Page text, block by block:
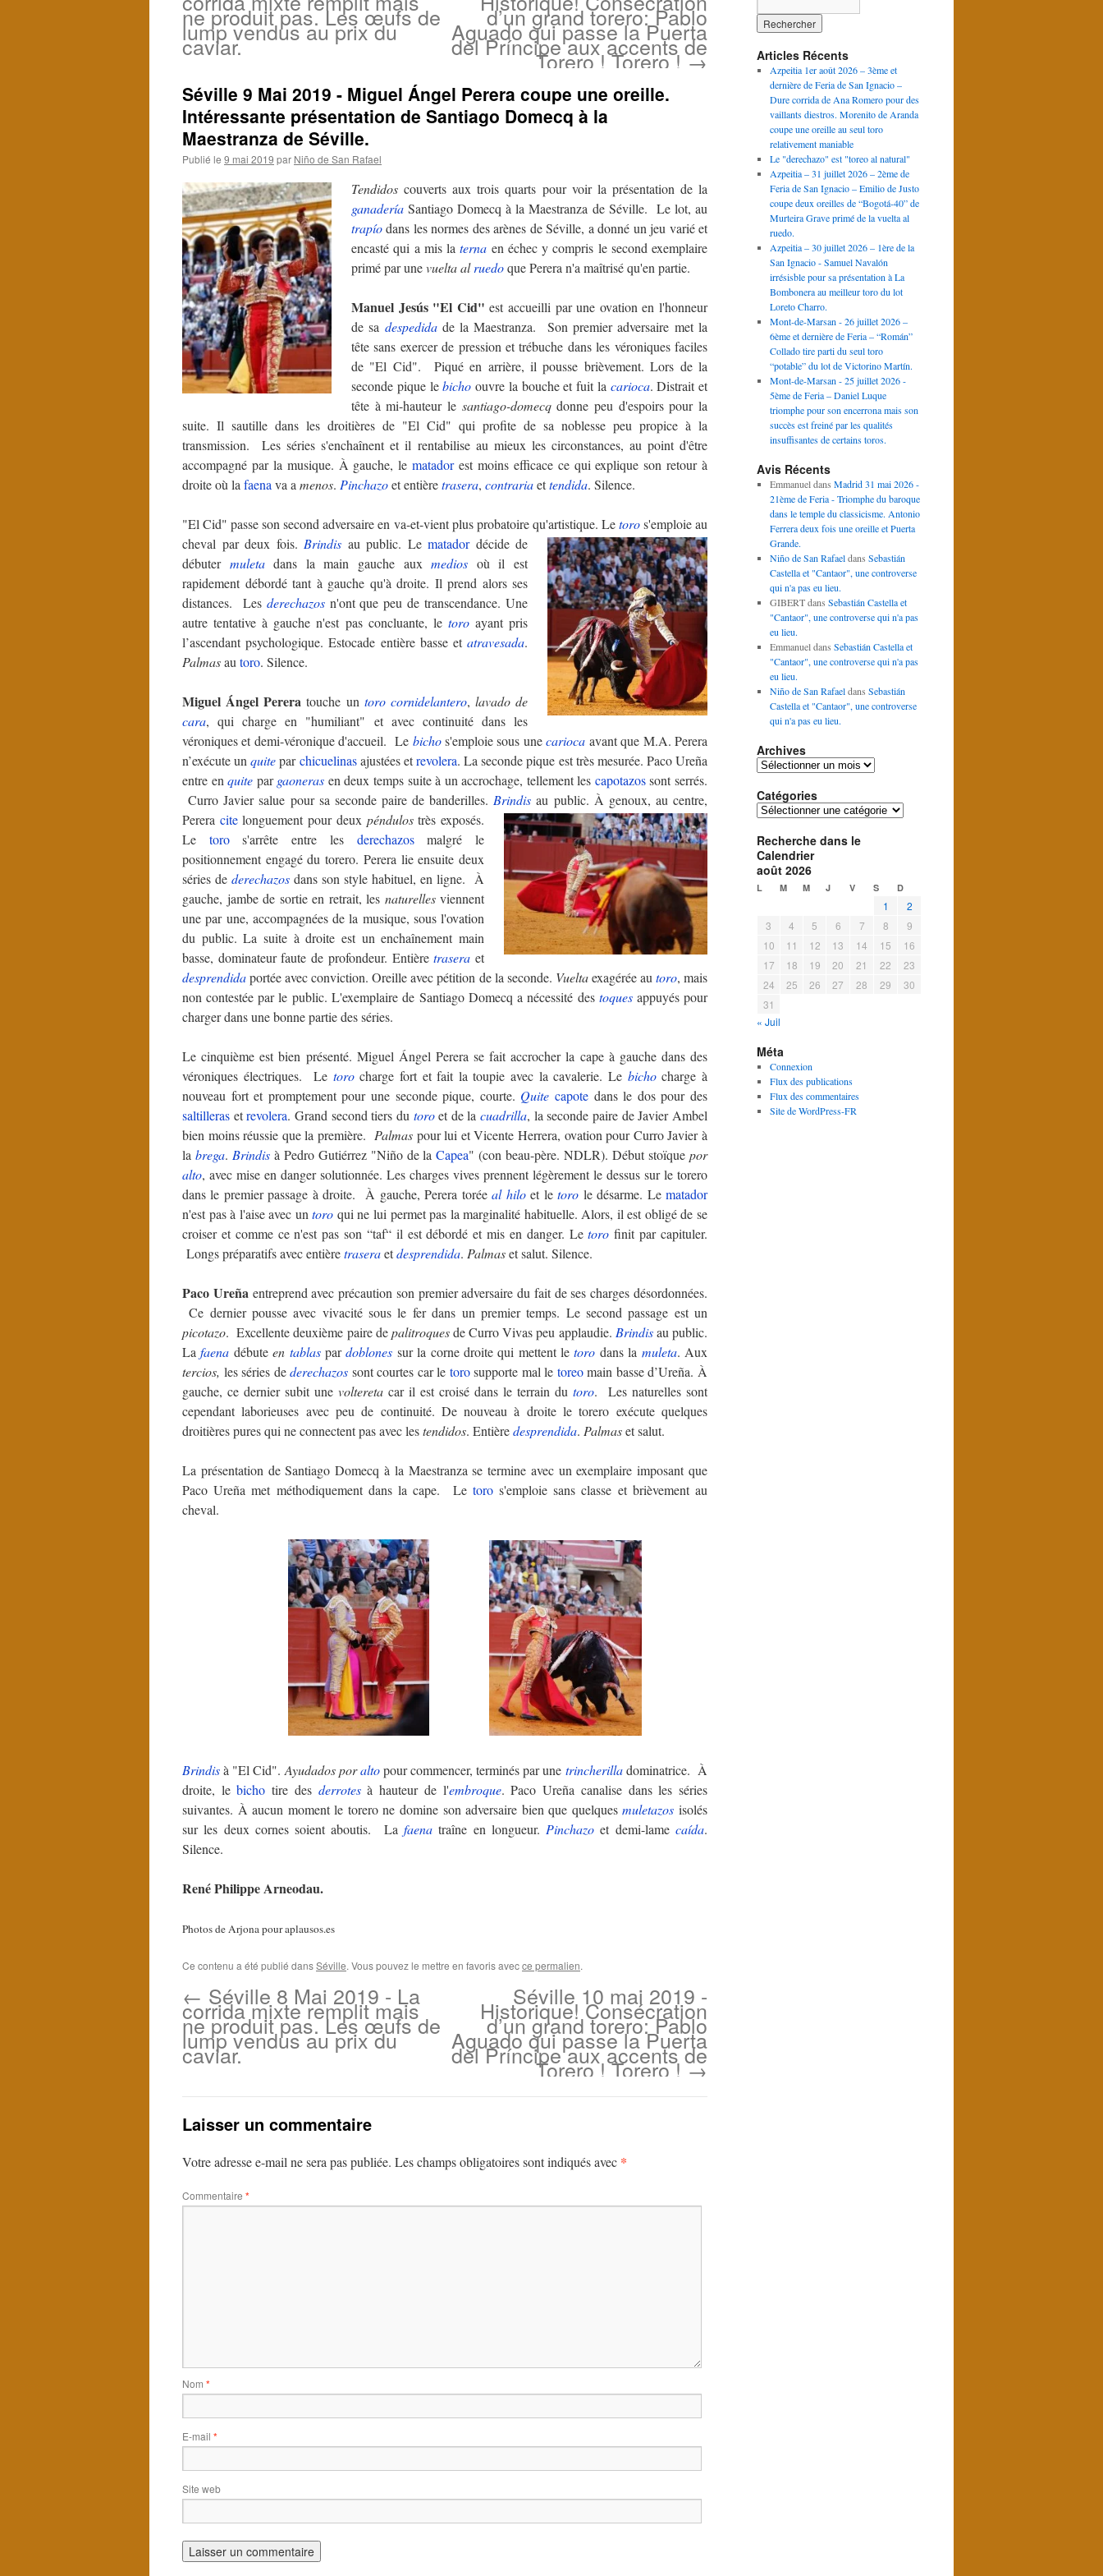
ne produit pas. Les œufs de
lump vendus au prix du
caviar.
d’un grand torero: Pablo
Aguado qui passe la Puerta
del Príncipe aux accents de
Torero ! Torero !→
Séville 9 Mai 2019 - Miguel Ángel Perera coupe une oreille.
Intéressante présentation de Santiago Domecq à la
Maestranza de Séville.
Publié le 9 mai 2019 par Niño de San Rafael
Tendidos couverts aux trois quarts pour voir la présentation de la
ganadería Santiago Domecq à la Maestranza de Séville. Le lot, au
trapíodans les normes des arènes de Séville, a donné un jeu varié et
encasté qui a mis laterna en échec y compris le second exemplaire
primé par unevuelta alruedoque Perera n'a maîtrisé qu'en partie.
Manuel Jesús "El Cid" est accueilli par une ovation en l'honneur
de sa despedidade la Maestranza. Son premier adversaire met la
tête sans exercer de pression et trébuche dans les véroniques faciles
de "El Cid". Piqué en arrière, il pousse brièvement. Lors de la
seconde pique lebicho ouvre la bouche et fuit la carioca. Distrait et
tête à mi-hauteur le santiago-domecqdonne peu d'espoirs pour la
suite. Il sautille dans les droitières de "El Cid" qui profite de sa noblesse peu propice à la
transmission. Les séries s'enchaînent et il rentabilise au mieux les circonstances, au point d'être
accompagné par la musique. À gauche, lematadorest moins efficace ce qui explique son retour à
droite où la faena va a menos. Pinchazoet entièretrasera, contrariaettendida. Silence.
"El Cid" passe son second adversaire en va-et-vient plus probatoire qu'artistique. Letoros'emploie au
cheval par deux fois. Brindis au public. Le matadordécide de
débuter muletadans la main gauche auxmedios où il est
rapidement débordé tant à gauche qu'à droite. Il prend alors ses
distances. Les derechazosn'ont que peu de transcendance. Une
autre tentative à gauche n'est pas concluante, le toroayant pris
l’ascendant psychologique. Estocade entière basse et atravesada.
Palmasau toro. Silence.
Miguel Ángel Perera touche un toro cornidelantero, lavado de
cara, qui charge en "humiliant" et avec continuité dans les
véroniques et demi-véronique d'accueil. Le bichos'emploie sous unecarioca avant que M.A. Perera
n’exécute unquiteparchicuelinasajustées etrevolera. La seconde pique est très mesurée. Paco Ureña
entre enquite pargaoneras en deux temps suite à un accrochage, tellement les capotazossont serrés.
Curro Javier salue pour sa seconde paire de banderilles. Brindis au public. À genoux, au centre,
Perera citelonguement pour deux péndulostrès exposés.
Le toros'arrête entre les derechazosmalgré le
positionnement engagé du torero. Perera lie ensuite deux
séries de derechazos dans son style habituel, en ligne. À
gauche, jambe de sortie en retrait, les naturellesviennent
une par une, accompagnées de la musique, sous l'ovation
du public. La suite à droite est un enchaînement main
basse, dominateur faute de profondeur. Entièretrasera et
desprendidaportée avec conviction. Oreille avec pétition de la seconde. Vueltaexagérée au toro, mais
non contestée par le public. L'exemplaire de Santiago Domecq a nécessité des toquesappuyés pour
charger dans une bonne partie des séries.
Le cinquième est bien présenté. Miguel Ángel Perera se fait accrocher la cape à gauche dans des
véroniques électriques. Le torocharge fort et fait la toupie avec la cavalerie. Le bichocharge à
nouveau fort et promptement pour une seconde pique, courte. Quite capote dans le dos pour des
saltilleras etrevolera. Grand second tiers du toroet de lacuadrilla, la seconde paire de Javier Ambel
bien moins réussie que la première. Palmas pour lui et Vicente Herrera, ovation pour Curro Javier à
la brega. Brindisà Pedro Gutiérrez "Niño de laCapea" (con beau-père. NDLR). Début stoïquepor
alto, avec mise en danger solutionnée. Les charges vives prennent légèrement le dessus sur le torero
dans le premier passage à droite. À gauche, Perera toréeal hiloet letoro le désarme. Lematador
n'est pas à l'aise avec untoro qui ne lui permet pas la marginalité habituelle. Alors, il est obligé de se
croiser et comme ce n'est pas son “taf“ il est débordé et mis en danger. Letoro finit par capituler.
Longs préparatifs avec entièretraseraetdesprendida. Palmaset salut. Silence.
Paco Ureña entreprend avec précaution son premier adversaire du fait de ses charges désordonnées.
Ce dernier pousse avec vivacité sous le fer dans un premier temps. Le second passage est un
picotazo. Excellente deuxième paire depalitroquesde Curro Vivas peu applaudie. Brindisau public.
Lafaena débuteen tablaspardoblones sur la corne droite qui mettent letoro dans la muleta. Aux
tercios, les séries dederechazos sont courtes car le torosupporte mal le toreomain basse d’Ureña. À
gauche, ce dernier subit une voltereta car il est croisé dans le terrain du toro. Les naturelles sont
cependant laborieuses avec peu de continuité. De nouveau à droite le torero exécute quelques
droitières pures qui ne connectent pas avec lestendidos. Entièredesprendida. Palmaset salut.
La présentation de Santiago Domecq à la Maestranza se termine avec un exemplaire imposant que
Paco Ureña met méthodiquement dans la cape. Le toros'emploie sans classe et brièvement au
cheval.
Brindisà "El Cid". Ayudados poraltopour commencer, terminés par une trincherilladominatrice. À
droite, lebicho tire des derrotesà hauteur de l'embroque. Paco Ureña canalise dans les séries
suivantes. À aucun moment le torero ne domine son adversaire bien que quelquesmuletazos isolés
sur les deux cornes soient aboutis. Lafaena traîne en longueur. Pinchazo et demi-lamecaída.
Silence.
René Philippe Arneodau.
Photos de Arjona pour aplausos.es
Ce contenu a été publié dansSéville. Vous pouvez le mettre en favoris avecce permalien.
← Séville 8 Mai 2019 - La
corrida mixte remplit mais
ne produit pas. Les œufs de
lump vendus au prix du
caviar.
Séville 10 mai 2019 -
Historique! Consécration
d’un grand torero: Pablo
Aguado qui passe la Puerta
del Príncipe aux accents de
Torero ! Torero !→
Laisser un commentaire
Votre adresse e-mail ne sera pas publiée. Les champs obligatoires sont indiqués avec *
Commentaire *
Nom *
E-mail *
Site web
Articles Récents
Azpeitia 1er août 2026 – 3ème et
dernière de Feria de San Ignacio –
Dure corrida de Ana Romero pour des
vaillants diestros. Morenito de Aranda
coupe une oreille au seul toro
relativement maniable
Le "derechazo" est "toreo al natural"
Azpeitia – 31 juillet 2026 – 2ème de
Feria de San Ignacio – Emilio de Justo
coupe deux oreilles de “Bogotá-40” de
Murteira Grave primé de la vuelta al
ruedo.
Azpeitia – 30 juillet 2026 – 1ère de la
San Ignacio - Samuel Navalón
irrésisble pour sa présentation à La
Bombonera au meilleur toro du lot
Loreto Charro.
Mont-de-Marsan - 26 juillet 2026 –
6ème et dernière de Feria – “Román”
Collado tire parti du seul toro
“potable” du lot de Victorino Martín.
Mont-de-Marsan - 25 juillet 2026 -
5ème de Feria – Daniel Luque
triomphe pour son encerrona mais son
succès est freiné par les qualités
insuffisantes de certains toros.
Avis Récents
Emmanueldans Madrid 31 mai 2026 -
21ème de Feria - Triomphe du baroque
dans le temple du classicisme. Antonio
Ferrera deux fois une oreille et Puerta
Grande.
Niño de San Rafaeldans Sebastián
Castella et "Cantaor", une controverse
qui n'a pas eu lieu.
GIBERTdans Sebastián Castella et
"Cantaor", une controverse qui n'a pas
eu lieu.
Emmanueldans Sebastián Castella et
"Cantaor", une controverse qui n'a pas
eu lieu.
Niño de San Rafaeldans Sebastián
Castella et "Cantaor", une controverse
qui n'a pas eu lieu.
Archives
Archives
Catégories
Catégories
Recherche dans le
Calendrier
août 2026
L M M J V S D
1
2
3
4 5 6 7 8
9
10
11 12 13 14 15
16
17
18 19 20 21 22
23
24
25 26 27 28 29
30
31
« Juil
Méta
Connexion
Flux des publications
Flux des commentaires
Site de WordPress-FR